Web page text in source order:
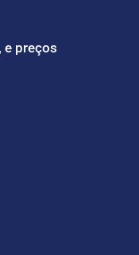
e preços